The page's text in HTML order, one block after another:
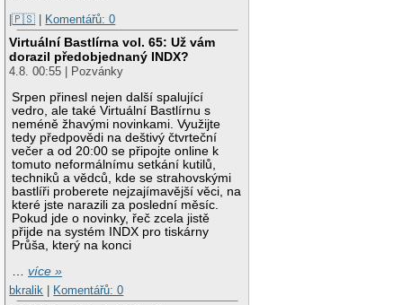
|🇵🇸 | Komentářů: 0
Virtuální Bastlírna vol. 65: Už vám
dorazil předobjednaný INDX?
4.8. 00:55 | Pozvánky
Srpen přinesl nejen další spalující
vedro, ale také Virtuální Bastlírnu s
neméně žhavými novinkami. Využijte
tedy předpovědi na deštivý čtvrteční
večer a od 20:00 se připojte online k
tomuto neformálnímu setkání kutilů,
techniků a vědců, kde se strahovskými
bastlíři proberete nejzajímavější věci, na
které jste narazili za poslední měsíc.
Pokud jde o novinky, řeč zcela jistě
přijde na systém INDX pro tiskárny
Průša, který na konci
…více »
bkralik
Komentářů: 0